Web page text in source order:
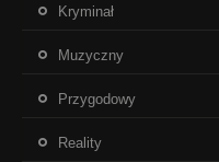
Kryminał
Muzyczny
Przygodowy
Reality